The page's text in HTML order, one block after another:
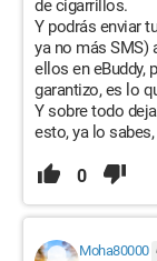
de cigarrillos.
Y podrás enviar
ya no más SMS)
ellos en eBuddy,
garantizo, es lo
Y sobre todo
esto, ya lo
0
Moha80000